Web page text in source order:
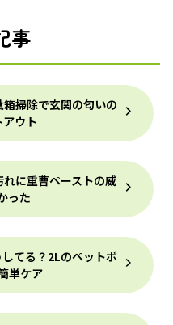
事
掃除で玄関の匂いの
ウト
に重曹ペーストの威
った
てる？2Lのペットボ
単ケア